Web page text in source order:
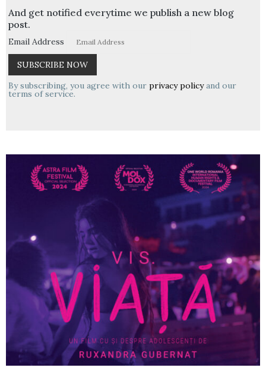
And get notified everytime we publish a new blog
post.
Email Address
By subscribing, you agree with our privacy policyand our
terms of service.